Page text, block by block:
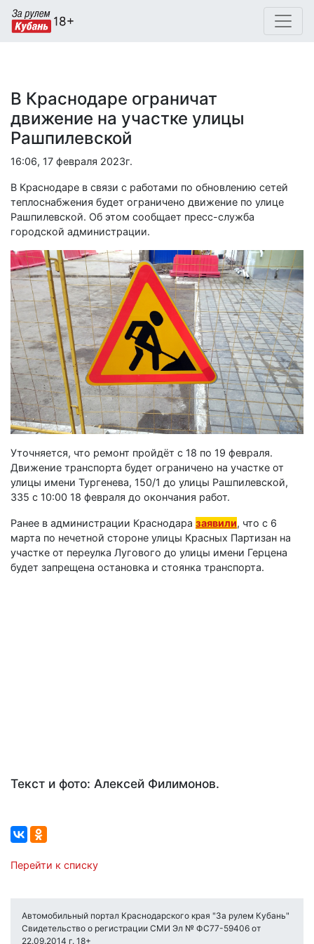
В Краснодаре ограничат
движение на участке улицы
Рашпилевской
16:06, 17 февраля 2023г.
В Краснодаре в связи с работами по обновлению сетей
теплоснабжения будет ограничено движение по улице
Рашпилевской. Об этом сообщает пресс-служба
городской администрации.
Уточняется, что ремонт пройдёт с 18 по 19 февраля.
Движение транспорта будет ограничено на участке от
улицы имени Тургенева, 150/1 до улицы Рашпилевской,
335 с 10:00 18 февраля до окончания работ.
Ранее в администрации Краснодара заявили, что с 6
марта по нечетной стороне улицы Красных Партизан на
участке от переулка Лугового до улицы имени Герцена
будет запрещена остановка и стоянка транспорта.
Текст и фото: Алексей Филимонов.
Перейти к списку
Автомобильный портал Краснодарского края "За рулем Кубань"
Свидетельство о регистрации СМИ Эл № ФС77-59406 от
22.09.2014 г. 18+